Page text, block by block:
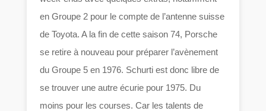
en Groupe 2 pour le compte de l’antenne suisse
de Toyota. A la fin de cette saison 74, Porsche
se retire à nouveau pour préparer l’avènement
du Groupe 5 en 1976. Schurti est donc libre de
se trouver une autre écurie pour 1975. Du
moins pour les courses. Car les talents de